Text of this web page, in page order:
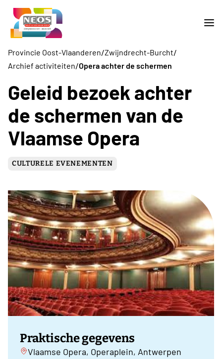
Provincie Oost-Vlaanderen/Zwijndrecht-Burcht/
Archief activiteiten/Opera achter de schermen
Geleid bezoek achter
de schermen van de
Vlaamse Opera
CULTURELE EVENEMENTEN
Praktische gegevens
Vlaamse Opera, Operaplein, Antwerpen